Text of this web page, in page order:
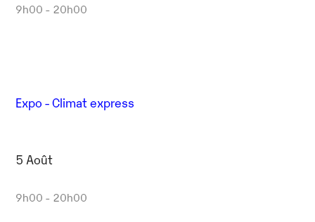
9h00 - 20h00
Expo - Climat express
5 Août
9h00 - 20h00